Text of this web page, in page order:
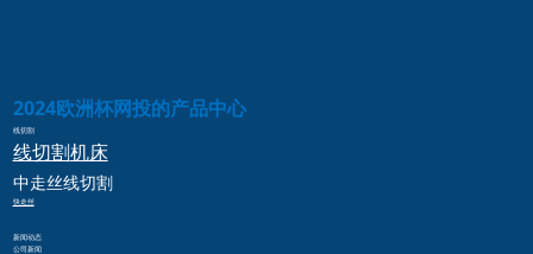
2024欧洲杯网投的产品中心
线切割
线切割机床
中走丝线切割
快走丝
新闻动态
公司新闻